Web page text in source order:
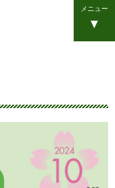
メニュー